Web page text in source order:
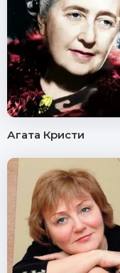
Агата Кристи